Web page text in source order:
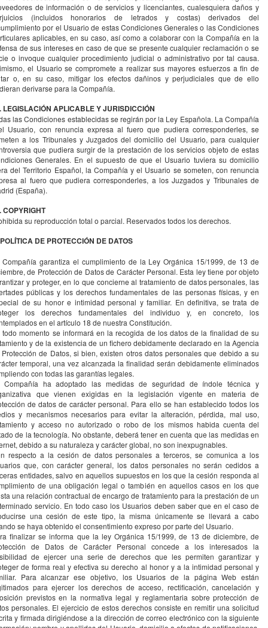
de información o de servicios y licenciantes, cualesquiera daños y
(incluidos honorarios de letrados y costas) derivados del
por el Usuario de estas Condiciones Generales o las Condiciones
aplicables, en su caso, así como a colaborar con la Compañía en la
de sus intereses en caso de que se presente cualquier reclamación o se
o invoque cualquier procedimiento judicial o administrativo por tal causa.
el Usuario se compromete a realizar sus mayores esfuerzos a fin de
o, en su caso, mitigar los efectos dañinos y perjudiciales que de ello
derivarse para la Compañía.
LEGISLACIÓN APLICABLE Y JURISDICCIÓN
las Condiciones establecidas se regirán por la Ley Española. La Compañía
Usuario, con renuncia expresa al fuero que pudiera corresponderles, se
a los Tribunales y Juzgados del domicilio del Usuario, para cualquier
que pudiera surgir de la prestación de los servicios objeto de estas
Generales. En el supuesto de que el Usuario tuviera su domicilio
del Territorio Español, la Compañía y el Usuario se someten, con renuncia
al fuero que pudiera corresponderles, a los Juzgados y Tribunales de
(España).
COPYRIGHT
su reproducción total o parcial. Reservados todos los derechos.
DE PROTECCIÓN DE DATOS
Compañía garantiza el cumplimiento de la Ley Orgánica 15/1999, de 13 de
de Protección de Datos de Carácter Personal. Esta ley tiene por objeto
y proteger, en lo que concierne al tratamiento de datos personales, las
públicas y los derechos fundamentales de las personas físicas, y en
de su honor e intimidad personal y familiar. En definitiva, se trata de
los derechos fundamentales del individuo y, en concreto, los
en el artículo 18 de nuestra Constitución.
todo momento se informará en la recogida de los datos de la finalidad de su
y de la existencia de un fichero debidamente declarado en la Agencia
de Datos, si bien, existen otros datos personales que debido a su
temporal, una vez alcanzada la finalidad serán debidamente eliminados
con todas las garantías legales.
Compañía ha adoptado las medidas de seguridad de índole técnica y
que vienen exigidas en la legislación vigente en materia de
de datos de carácter personal. Para ello se han establecido todos los
y mecanismos necesarios para evitar la alteración, pérdida, mal uso,
y acceso no autorizado o robo de los mismos habida cuenta del
de la tecnología. No obstante, deberá tener en cuenta que las medidas en
debido a su naturaleza y carácter global, no son inexpugnables.
respecto a la cesión de datos personales a terceros, se comunica a los
que, con carácter general, los datos personales no serán cedidos a
entidades, salvo en aquellos supuestos en los que la cesión responda al
de una obligación legal o también en aquellos casos en los que
una relación contractual de encargo de tratamiento para la prestación de un
servicio. En todo caso los Usuarios deben saber que en el caso de
una cesión de este tipo, la misma únicamente se llevará a cabo
se haya obtenido el consentimiento expreso por parte del Usuario.
finalizar se informa que la ley Orgánica 15/1999, de 13 de diciembre, de
de Datos de Carácter Personal concede a los interesados la
de ejercer una serie de derechos que les permiten garantizar y
de forma real y efectiva su derecho al honor y a la intimidad personal y
Para alcanzar ese objetivo, los Usuarios de la página Web están
para ejercer los derechos de acceso, rectificación, cancelación y
previstos en la normativa legal y reglamentaria sobre protección de
personales. El ejercicio de estos derechos consiste en remitir una solicitud
y firmada dirigiéndose a la dirección de correo electrónico con la siguiente